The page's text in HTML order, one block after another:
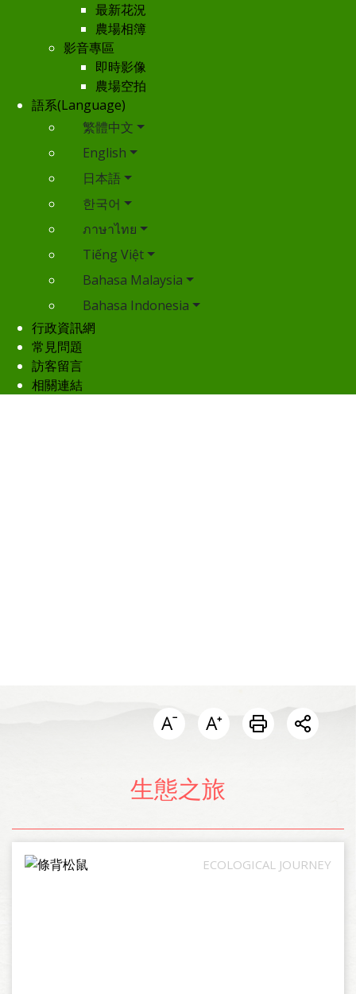
最新花況
農場相簿
影音專區
即時影像
農場空拍
語系(Language)
繁體中文
English
日本語
한국어
ภาษาไทย
Tiếng Việt
Bahasa Malaysia
Bahasa Indonesia
行政資訊網
常見問題
訪客留言
相關連結
開啟
生態之旅